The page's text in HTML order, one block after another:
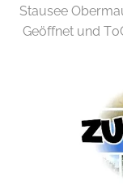
Stausee
Geöffnet und